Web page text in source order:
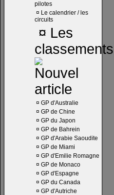
pilotes
¤ Le calendrier / les
circuits
¤ Les
classements
¤ GP d'Australie
¤ GP de Chine
¤ GP du Japon
¤ GP de Bahrein
¤ GP d'Arabie Saoudite
¤ GP de Miami
¤ GP d'Emilie Romagne
¤ GP de Monaco
¤ GP d'Espagne
¤ GP du Canada
¤ GP d'Autriche